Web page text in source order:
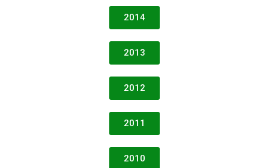
2014
2013
2012
2011
2010